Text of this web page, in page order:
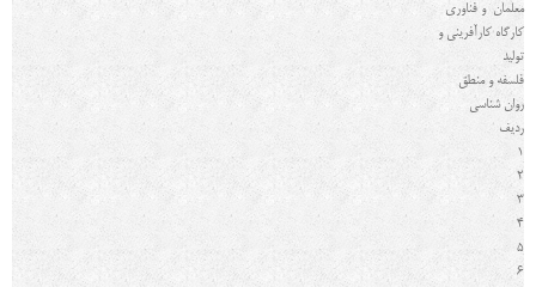
معلمان و فناوری
كارگاه کارآفرینی و
توليد
فلسفه و منطق
روان شناسی
رديف
1
2
3
4
5
6